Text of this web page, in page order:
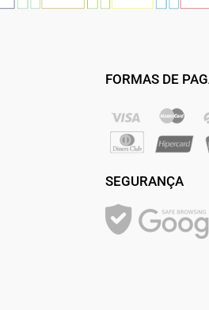
FORMAS DE
SEGURANÇA